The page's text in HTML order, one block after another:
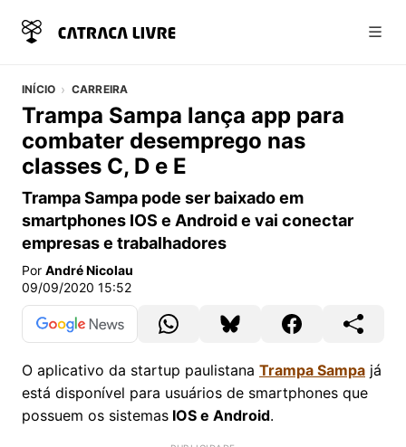
INÍCIO CARREIRA
Trampa Sampa lança app para
combater desemprego nas
classes C, D e E
Trampa Sampa pode ser baixado em
smartphones IOS e Android e vai conectar
empresas e trabalhadores
Por André Nicolau
09/09/2020 15:52
O aplicativo da startup paulistana Trampa Sampa já
está disponível para usuários de smartphones que
possuem os sistemas IOS e Android.